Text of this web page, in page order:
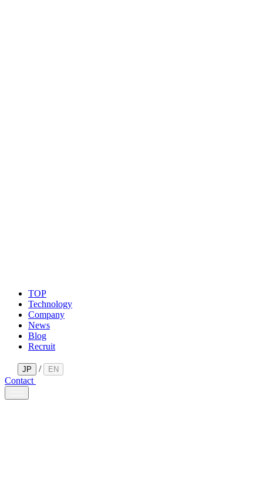
TOP
Technology
Company
News
Blog
Recruit
JP / EN
Contact